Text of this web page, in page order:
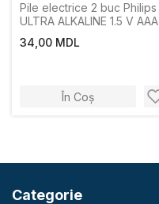
Pile electrice 2 buc Philips
ULTRA ALKALINE 1.5 V AAA
34,00 MDL
În Coș
Categorie